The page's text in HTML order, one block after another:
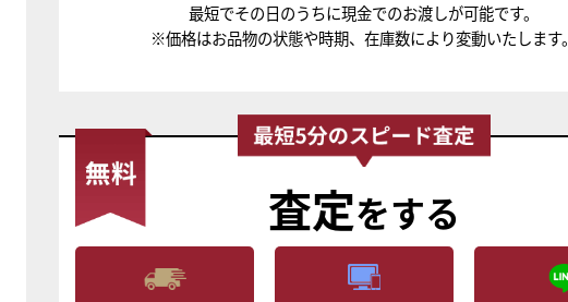
最短でその日のうちに現金でのお渡しが可能です。
※価格はお品物の状態や時期、在庫数により変動いたします。
査定をする